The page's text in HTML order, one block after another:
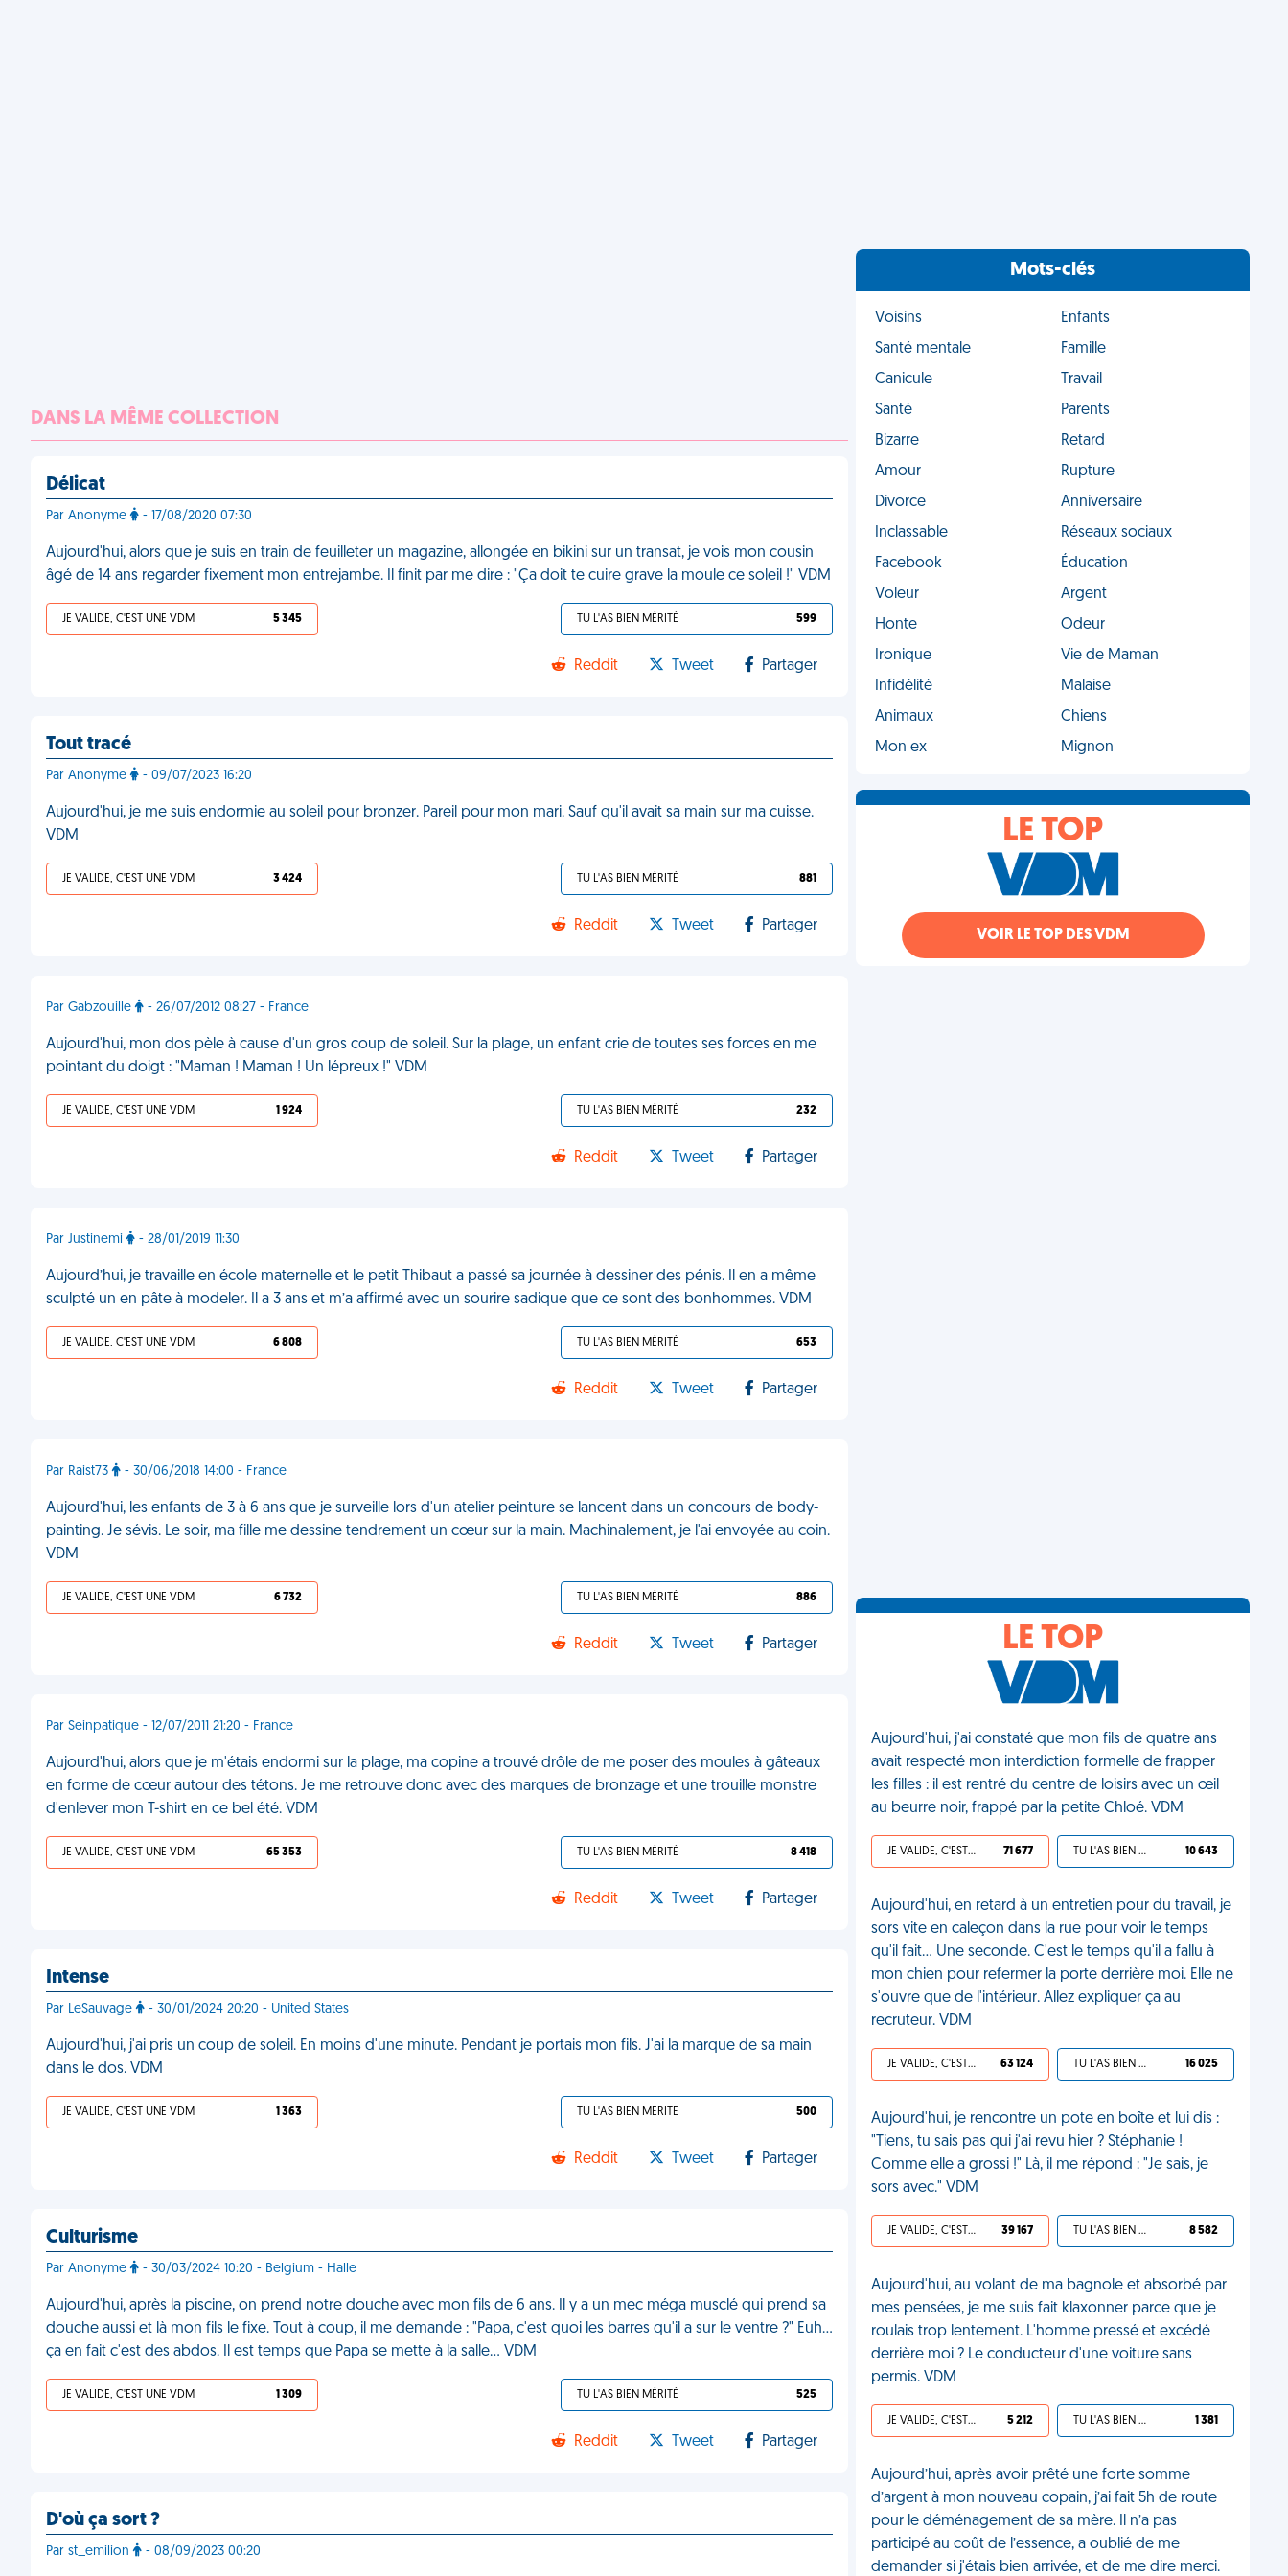
DANS LA MÊME COLLECTION
Délicat
Par Anonyme - 17/08/2020 07:30
Aujourd'hui, alors que je suis en train de feuilleter un magazine, allongée en bikini sur un transat, je vois mon cousin
âgé de 14 ans regarder fixement mon entrejambe. Il finit par me dire : "Ça doit te cuire grave la moule ce soleil !" VDM
JE VALIDE, C'EST UNE VDM 5 345 TU L'AS BIEN MÉRITÉ 599
Reddit Tweet Partager
Tout tracé
Par Anonyme - 09/07/2023 16:20
Aujourd'hui, je me suis endormie au soleil pour bronzer. Pareil pour mon mari. Sauf qu'il avait sa main sur ma cuisse.
VDM
JE VALIDE, C'EST UNE VDM 3 424 TU L'AS BIEN MÉRITÉ 881
Reddit Tweet Partager
Par Gabzouille - 26/07/2012 08:27 - France
Aujourd'hui, mon dos pèle à cause d'un gros coup de soleil. Sur la plage, un enfant crie de toutes ses forces en me
pointant du doigt : "Maman ! Maman ! Un lépreux !" VDM
JE VALIDE, C'EST UNE VDM 1 924 TU L'AS BIEN MÉRITÉ 232
Reddit Tweet Partager
Par Justinemi - 28/01/2019 11:30
Aujourd’hui, je travaille en école maternelle et le petit Thibaut a passé sa journée à dessiner des pénis. Il en a même
sculpté un en pâte à modeler. Il a 3 ans et m’a affirmé avec un sourire sadique que ce sont des bonhommes. VDM
JE VALIDE, C'EST UNE VDM 6 808 TU L'AS BIEN MÉRITÉ 653
Reddit Tweet Partager
Par Raist73 - 30/06/2018 14:00 - France
Aujourd'hui, les enfants de 3 à 6 ans que je surveille lors d'un atelier peinture se lancent dans un concours de body-
painting. Je sévis. Le soir, ma fille me dessine tendrement un cœur sur la main. Machinalement, je l'ai envoyée au coin.
VDM
JE VALIDE, C'EST UNE VDM 6 732 TU L'AS BIEN MÉRITÉ 886
Reddit Tweet Partager
Par Seinpatique - 12/07/2011 21:20 - France
Aujourd'hui, alors que je m'étais endormi sur la plage, ma copine a trouvé drôle de me poser des moules à gâteaux
en forme de cœur autour des tétons. Je me retrouve donc avec des marques de bronzage et une trouille monstre
d'enlever mon T-shirt en ce bel été. VDM
JE VALIDE, C'EST UNE VDM 65 353 TU L'AS BIEN MÉRITÉ 8 418
Reddit Tweet Partager
Intense
Par LeSauvage - 30/01/2024 20:20 - United States
Aujourd'hui, j'ai pris un coup de soleil. En moins d'une minute. Pendant je portais mon fils. J'ai la marque de sa main
dans le dos. VDM
JE VALIDE, C'EST UNE VDM 1 363 TU L'AS BIEN MÉRITÉ 500
Reddit Tweet Partager
Culturisme
Par Anonyme - 30/03/2024 10:20 - Belgium - Halle
Aujourd'hui, après la piscine, on prend notre douche avec mon fils de 6 ans. Il y a un mec méga musclé qui prend sa
douche aussi et là mon fils le fixe. Tout à coup, il me demande : "Papa, c'est quoi les barres qu'il a sur le ventre ?" Euh…
ça en fait c'est des abdos. Il est temps que Papa se mette à la salle… VDM
JE VALIDE, C'EST UNE VDM 1 309 TU L'AS BIEN MÉRITÉ 525
Reddit Tweet Partager
D'où ça sort ?
Par st_emilion - 08/09/2023 00:20
Mots-clés
Voisins
Enfants
Santé mentale
Famille
Canicule
Travail
Santé
Parents
Bizarre
Retard
Amour
Rupture
Divorce
Anniversaire
Inclassable
Réseaux sociaux
Facebook
Éducation
Voleur
Argent
Honte
Odeur
Ironique
Vie de Maman
Infidélité
Malaise
Animaux
Chiens
Mon ex
Mignon
LE TOP
VOIR LE TOP DES VDM
LE TOP
Aujourd'hui, j'ai constaté que mon fils de quatre ans
avait respecté mon interdiction formelle de frapper
les filles : il est rentré du centre de loisirs avec un œil
au beurre noir, frappé par la petite Chloé. VDM
JE VALIDE, C'EST UNE VDM 71 677 TU L'AS BIEN MÉRITÉ 10 643
Aujourd'hui, en retard à un entretien pour du travail, je
sors vite en caleçon dans la rue pour voir le temps
qu'il fait... Une seconde. C'est le temps qu'il a fallu à
mon chien pour refermer la porte derrière moi. Elle ne
s'ouvre que de l'intérieur. Allez expliquer ça au
recruteur. VDM
JE VALIDE, C'EST UNE VDM 63 124 TU L'AS BIEN MÉRITÉ 16 025
Aujourd'hui, je rencontre un pote en boîte et lui dis :
"Tiens, tu sais pas qui j'ai revu hier ? Stéphanie !
Comme elle a grossi !" Là, il me répond : "Je sais, je
sors avec." VDM
JE VALIDE, C'EST UNE VDM 39 167 TU L'AS BIEN MÉRITÉ 8 582
Aujourd'hui, au volant de ma bagnole et absorbé par
mes pensées, je me suis fait klaxonner parce que je
roulais trop lentement. L'homme pressé et excédé
derrière moi ? Le conducteur d'une voiture sans
permis. VDM
JE VALIDE, C'EST UNE VDM 5 212 TU L'AS BIEN MÉRITÉ 1 381
Aujourd’hui, après avoir prêté une forte somme
d’argent à mon nouveau copain, j’ai fait 5h de route
pour le déménagement de sa mère. Il n’a pas
participé au coût de l’essence, a oublié de me
demander si j'étais bien arrivée, et de me dire merci.